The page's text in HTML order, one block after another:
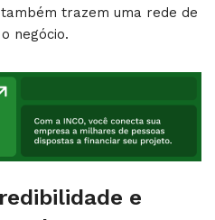
trazem uma rede de
negócio.
e